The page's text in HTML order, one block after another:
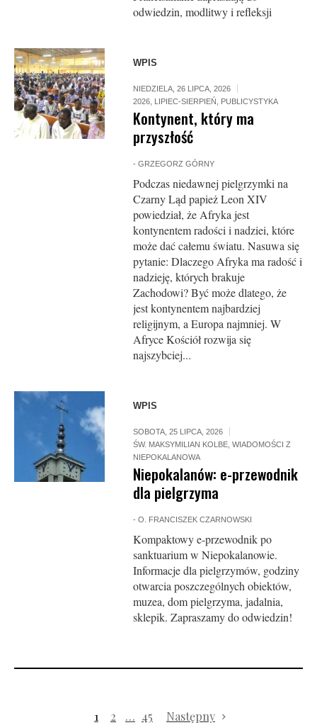
odwiedzin, modlitwy i refleksji
WPIS
NIEDZIELA, 26 LIPCA, 2026
2026 LIPIEC-SIERPIEŃ PUBLICYSTYKA
Kontynent, który ma
przyszłość
-GRZEGORZ GÓRNY
Podczas niedawnej pielgrzymki na
Czarny Ląd papież Leon XIV
powiedział, że Afryka jest
kontynentem radości i nadziei, które
może dać całemu światu. Nasuwa się
pytanie: Dlaczego Afryka ma radość i
nadzieję, których brakuje
Zachodowi? Być może dlatego, że
jest kontynentem najbardziej
religijnym, a Europa najmniej. W
Afryce Kościół rozwija się
najszybciej...
WPIS
SOBOTA, 25 LIPCA, 2026
ŚW. MAKSYMILIAN KOLBE ,WIADOMOŚCI Z
NIEPOKALANOWA
Niepokalanów: e-przewodnik
dla pielgrzyma
-O. FRANCISZEK CZARNOWSKI
Kompaktowy e-przewodnik po
sanktuarium w Niepokalanowie.
Informacje dla pielgrzymów, godziny
otwarcia poszczególnych obiektów,
muzea, dom pielgrzyma, jadalnia,
sklepik. Zapraszamy do odwiedzin!
1 2 … 45 Następny